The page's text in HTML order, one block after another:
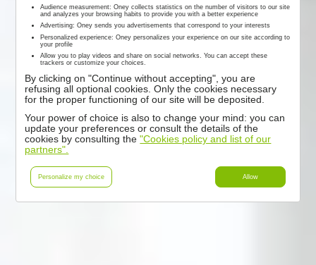
Audience measurement: Oney collects statistics on the number of visitors to our site
and analyzes your browsing habits to provide you with a better experience
Advertising: Oney sends you advertisements that correspond to your interests
Personalized experience: Oney personalizes your experience on our site according to
your profile
Allow you to play videos and share on social networks. You can accept these
trackers or customize your choices.
By clicking on "Continue without accepting", you are
refusing all optional cookies. Only the cookies necessary
for the proper functioning of our site will be deposited.
Your power of choice is also to change your mind: you can
update your preferences or consult the details of the
cookies by consulting the"Cookies policy and list of our
partners".
Personalize my choice Allow